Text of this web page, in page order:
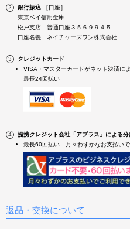
銀行振込 ［口座］
東京ベイ信用金庫
松戸支店 普通口座３５６９９４５
口座名義 ネイチャーズワン株式会社
クレジットカード
VISA・マスターカードがネット決済に
最長24回払い
提携クレジット会社「アプラス」による分
最長60回払い 月々わずかなお支払いで
返品・交換について